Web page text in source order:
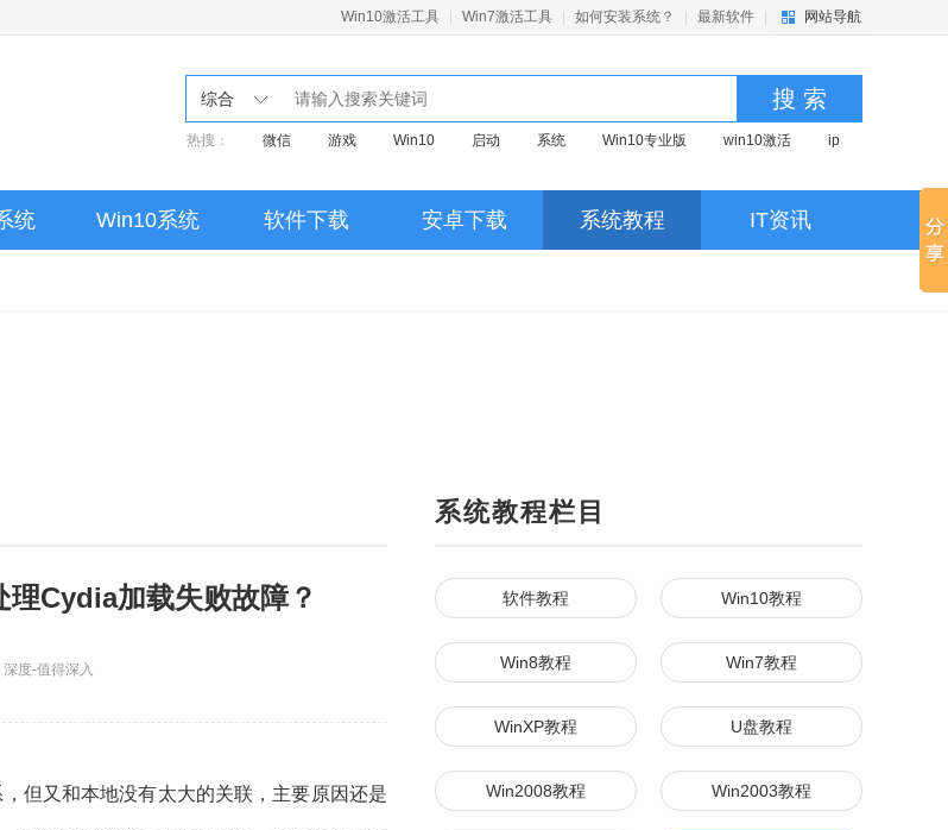
Win10激活工具 Win7激活工具 如何安装系统？ 最新软件 网站导航
综合 搜 索
热搜： 微信 游戏 Win10 启动 系统 Win10专业版 win10激活
ip
MSVCP140.dll
系统清理 u盘启动 Win11
统 Win10系统 软件下载 安卓下载 系统教程 IT资讯
Cydia加载失败故障？
度-值得深入
又和本地没有太大的关联，主要原因还是
系统教程栏目
软件教程 Win10教程
Win8教程 Win7教程
WinXP教程 U盘教程
Win2008教程 Win2003教程